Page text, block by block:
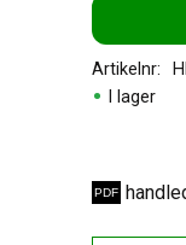
I lager
Artikelnr